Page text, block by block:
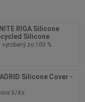
RIGA Silicone
Silicone
vyrobený zo 100 %
Silicone Cover -
X/Xs